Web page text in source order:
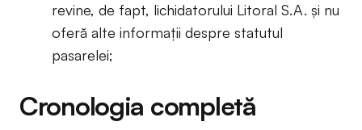
revine, de fapt, lichidatorului Litoral S.A. și nu
oferă alte informații despre statutul
pasarelei;
Cronologia completă